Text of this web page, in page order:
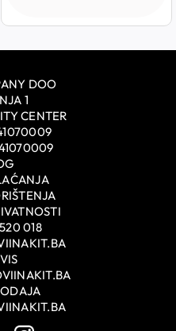
DOO
1
CENTER
018